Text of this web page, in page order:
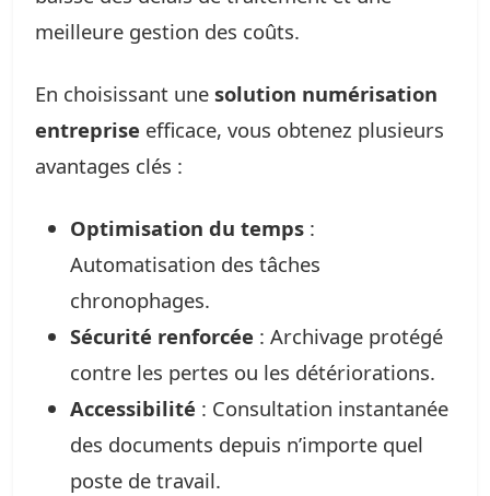
meilleure gestion des coûts.
En choisissant une solution numérisation
entreprise efficace, vous obtenez plusieurs
avantages clés :
Optimisation du temps :
Automatisation des tâches
chronophages.
Sécurité renforcée : Archivage protégé
contre les pertes ou les détériorations.
Accessibilité : Consultation instantanée
des documents depuis n’importe quel
poste de travail.